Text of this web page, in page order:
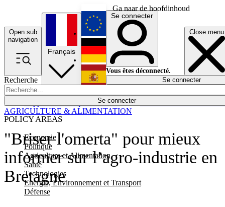
Ga naar de hoofdinhoud
Open sub
navigation
Close menu
Recherche
Se connecter
POLICY AREAS
Economie
Politique
Agriculture et Alimentation
Santé
Technologies
Energie, Environnement et Transport
Défense
Économie
Français
English
Deutsch
Español
Se connecter
Vous êtes déconnecté.
Se connecter
"Briser l'omerta" pour mieux
informer sur l’agro-industrie en
Bretagne
AGRICULTURE & ALIMENTATION